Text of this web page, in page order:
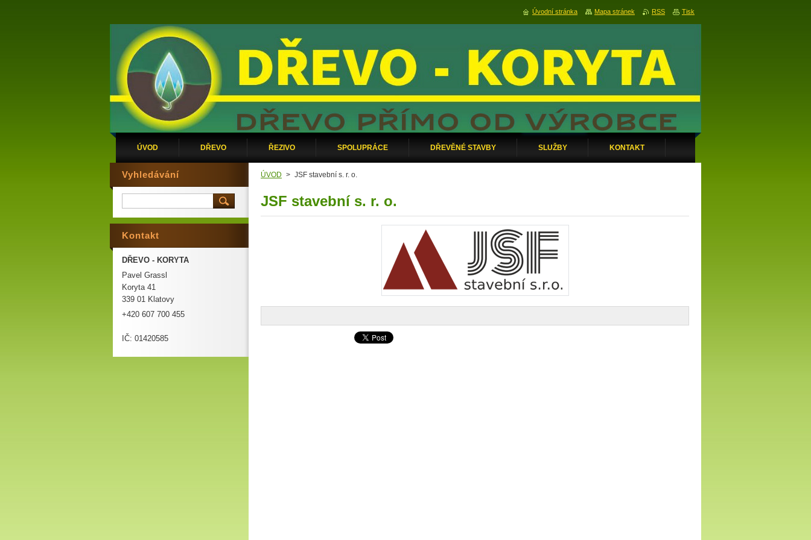
ÚVOD DŘEVO ŘEZIVO SPOLUPRÁCE DŘEVĚNÉ STAVBY SLUŽBY KONTAKT
ÚVOD > JSF stavební s. r. o.
JSF stavební s. r. o.
Vyhledávání
Kontakt
DŘEVO - KORYTA
Pavel Grassl
Koryta 41
339 01 Klatovy
+420 607 700 455
IČ: 01420585
Úvodní stránka Mapa stránek RSS Tisk